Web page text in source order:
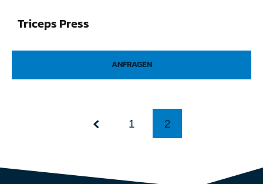
Triceps Press
ANFRAGEN
1 2